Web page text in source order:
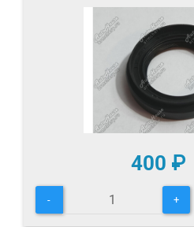
400 ₽
- +